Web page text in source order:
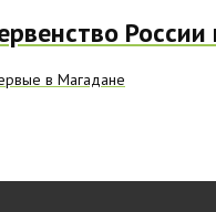
России
в Магадане